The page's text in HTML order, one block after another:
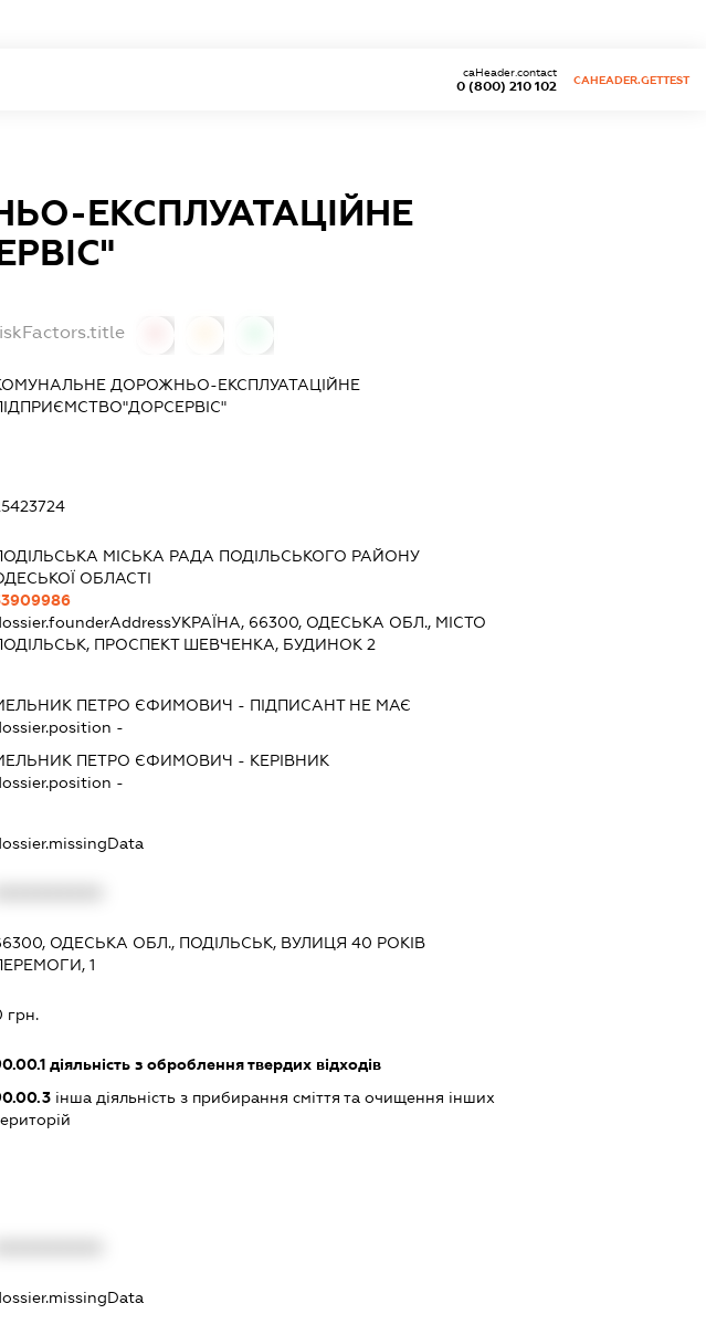
0 (800) 210 102
caHeader.contact
CAHEADER.GETTEST
ЕКСПЛУАТАЦІЙНЕ
ДОРОЖНЬО-ЕКСПЛУАТАЦІЙНЕ
МІСЬКА РАДА ПОДІЛЬСЬКОГО РАЙОНУ
ОБЛАСТІ
УКРАЇНА, 66300, ОДЕСЬКА ОБЛ., МІСТО
ПРОСПЕКТ ШЕВЧЕНКА, БУДИНОК 2
ПЕТРО ЄФИМОВИЧ - ПІДПИСАНТНЕ МАЄ
-
ПЕТРО ЄФИМОВИЧ - КЕРІВНИК
-
ОДЕСЬКА ОБЛ., ПОДІЛЬСЬК, ВУЛИЦЯ 40 РОКІВ
1
грн.
діяльність з оброблення твердих відходів
інша діяльність з прибирання сміття та очищення інших